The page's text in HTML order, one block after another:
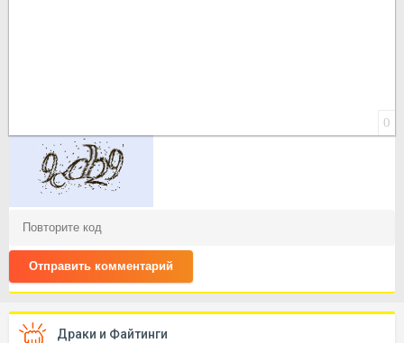
0
Отправить комментарий
Драки и Файтинги